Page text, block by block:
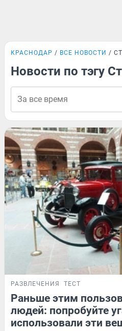
КРАСНОДАР ВСЕ НОВОСТИ
Новости по тэгу
РАЗВЛЕЧЕНИЯ ТЕСТ
Раньше этим
людей: попробуйте
использовали эти